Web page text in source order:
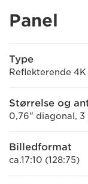
Panel
Type
Reflekterende
Størrelse og
0,76" diagonal, 3
Billedformat
ca.17:10 (128:75)